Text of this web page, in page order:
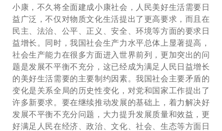
小康，不久将全面建成小康社会，人民美好生活需要日
益广泛，不仅对物质文化生活提出了更高要求，而且在
民主、法治、公平、正义、安全、环境等方面的要求日
益增长。同时，我国社会生产力水平总体上显著提高，
社会生产能力在很多方面进入世界前列，更加突出的问
题是发展不平衡不充分，这已经成为满足人民日益增长
的美好生活需要的主要制约因素。我国社会主要矛盾的
变化是关系全局的历史性变化，对党和国家工作提出了
许多新要求。要在继续推动发展的基础上，着力解决好
发展不平衡不充分问题，大力提升发展质量和效益，更
好满足人民在经济、政治、文化、社会、生态等方面日